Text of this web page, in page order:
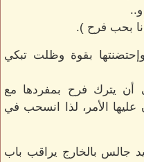
و..
بحب فرح ).
بقوة وظلت تبكي
أن يترك فرح بمفردها مع
عليها الأمر، لذا انسحب في
جالس بالخارج يراقب باب